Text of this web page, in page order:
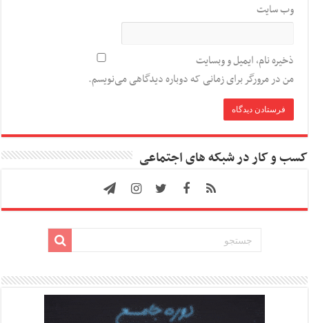
وب‌ سایت
ذخیره نام، ایمیل و وبسایت
من در مرورگر برای زمانی که دوباره دیدگاهی می‌نویسم.
کسب و کار در شبکه های اجتماعی